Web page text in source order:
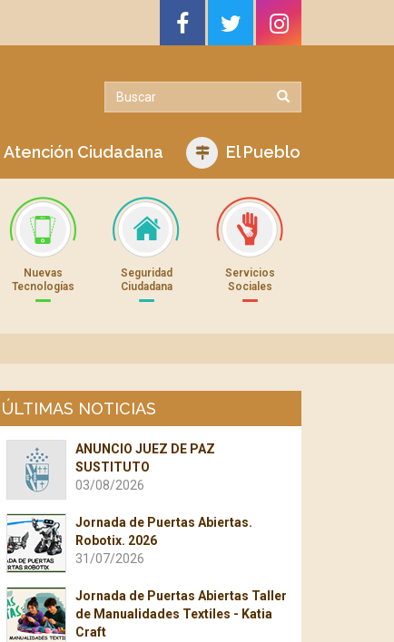
Atención Ciudadana El Pueblo
Nuevas
Tecnologías
Seguridad
Ciudadana
Servicios
Sociales
ÚLTIMAS NOTICIAS
ANUNCIO JUEZ DE PAZ
SUSTITUTO
03/08/2026
Jornada de Puertas Abiertas.
Robotix. 2026
31/07/2026
Jornada de Puertas Abiertas Taller
de Manualidades Textiles - Katia
Craft